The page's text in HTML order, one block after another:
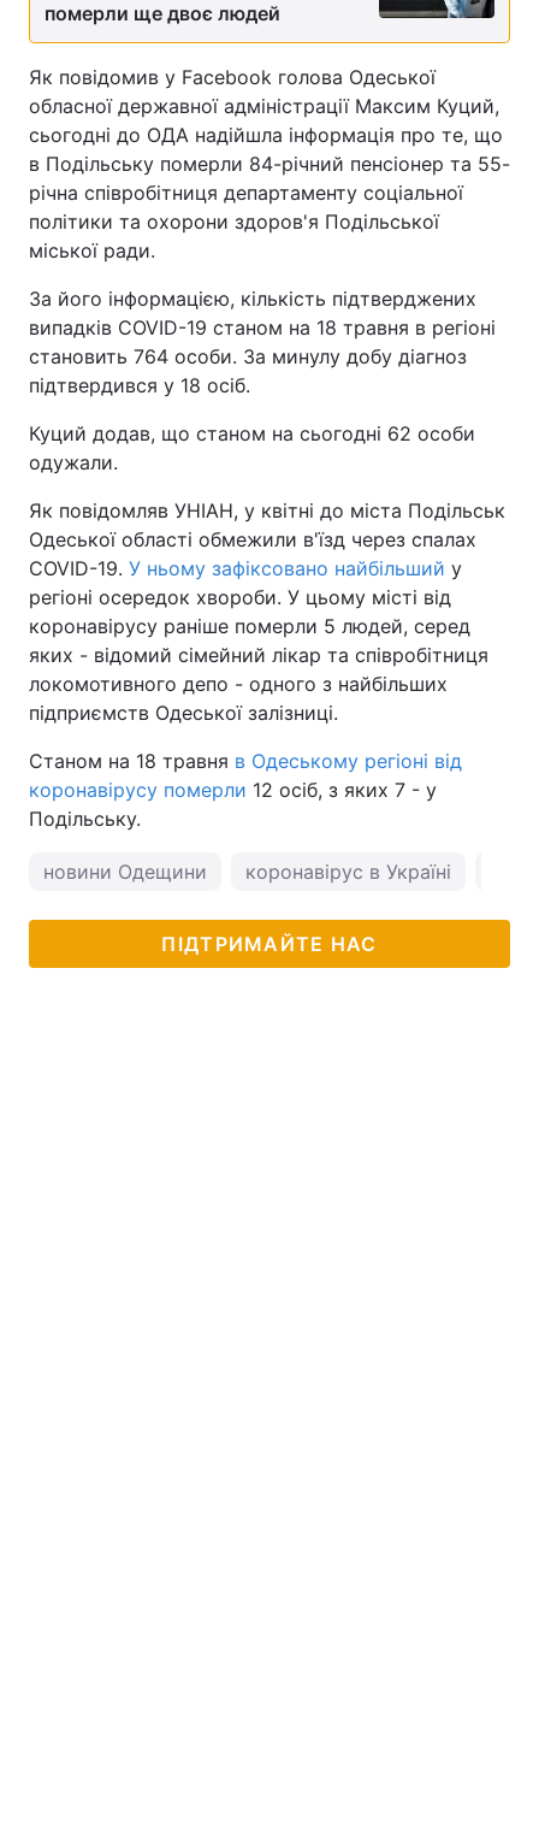
померли ще двоє людей
Як повідомив у Facebook голова Одеської
обласної державної адміністрації Максим Куций,
сьогодні до ОДА надійшла інформація про те, що
в Подільську померли 84-річний пенсіонер та 55-
річна співробітниця департаменту соціальної
політики та охорони здоров'я Подільської
міської ради.
За його інформацією, кількість підтверджених
випадків COVID-19 станом на 18 травня в регіоні
становить 764 особи. За минулу добу діагноз
підтвердився у 18 осіб.
Куций додав, що станом на сьогодні 62 особи
одужали.
Як повідомляв УНІАН, у квітні до міста Подільськ
Одеської області обмежили в'їзд через спалах
COVID-19. У ньому зафіксовано найбільший у
регіоні осередок хвороби. У цьому місті від
коронавірусу раніше померли 5 людей, серед
яких - відомий сімейний лікар та співробітниця
локомотивного депо - одного з найбільших
підприємств Одеської залізниці.
Станом на 18 травня в Одеському регіоні від
коронавірусу померли 12 осіб, з яких 7 - у
Подільську.
новини Одещини коронавірус в Україні
ПІДТРИМАЙТЕ НАС